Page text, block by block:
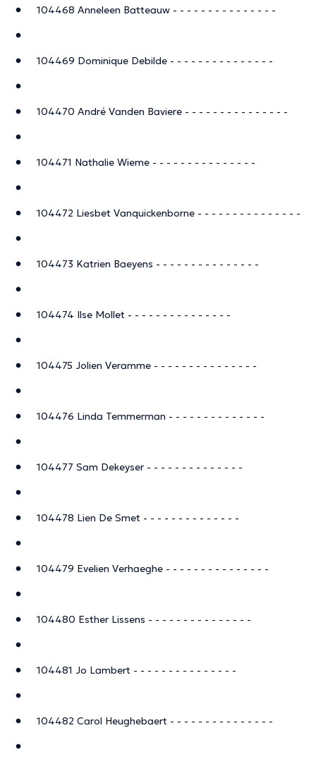
104468 Anneleen Batteauw - - - - - - - - - - - - - - -
104469 Dominique Debilde - - - - - - - - - - - - - - -
104470 André Vanden Baviere - - - - - - - - - - - - - - -
104471 Nathalie Wieme - - - - - - - - - - - - - - -
104472 Liesbet Vanquickenborne - - - - - - - - - - - - - - -
104473 Katrien Baeyens - - - - - - - - - - - - - - -
104474 Ilse Mollet - - - - - - - - - - - - - - -
104475 Jolien Veramme - - - - - - - - - - - - - - -
104476 Linda Temmerman - - - - - - - - - - - - - -
104477 Sam Dekeyser - - - - - - - - - - - - - -
104478 Lien De Smet - - - - - - - - - - - - - -
104479 Evelien Verhaeghe - - - - - - - - - - - - - - -
104480 Esther Lissens - - - - - - - - - - - - - - -
104481 Jo Lambert - - - - - - - - - - - - - - -
104482 Carol Heughebaert - - - - - - - - - - - - - - -